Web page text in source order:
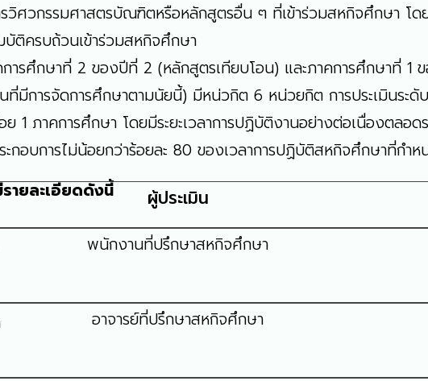
ศวกรรมศาสตรบัณฑิตหรือหลักสูตรอื่น ๆ ที่เข้าร่วมสหกิจศึกษา โ
ติครบถ้วนเข้าร่วมสหกิจศึกษา
ารศึกษาที่ 2 ของปีที่ 2 (หลักสูตรเทียบโอน) และภาคการศึกษาที่ 1
มีการจัดการศึกษาตามนัยนี้) มีหน่วกิต 6 หน่วยกิต การประเมินระดั
ภาคการศึกษา โดยมีระยะเวลาการปฏิบัติงานอย่างต่อเนื่องตลอดร
อบการไม่น้อยกว่าร้อยละ 80 ของเวลาการปฏิบัติสหกิจศึกษาที่กำห
ายละเอียดดังนี้
ผู้ประเมิน
พนักงานที่ปรึกษาสหกิจศึกษา
อาจารย์ที่ปรึกษาสหกิจศึกษา